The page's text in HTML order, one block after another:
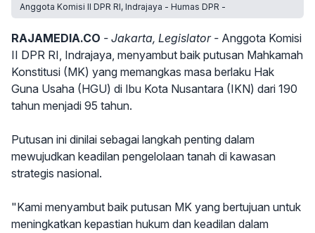
Anggota Komisi II DPR RI, Indrajaya - Humas DPR -
RAJAMEDIA.CO - Jakarta, Legislator - Anggota Komisi
II DPR RI, Indrajaya, menyambut baik putusan Mahkamah
Konstitusi (MK) yang memangkas masa berlaku Hak
Guna Usaha (HGU) di Ibu Kota Nusantara (IKN) dari 190
tahun menjadi 95 tahun.
Putusan ini dinilai sebagai langkah penting dalam
mewujudkan keadilan pengelolaan tanah di kawasan
strategis nasional.
"Kami menyambut baik putusan MK yang bertujuan untuk
meningkatkan kepastian hukum dan keadilan dalam